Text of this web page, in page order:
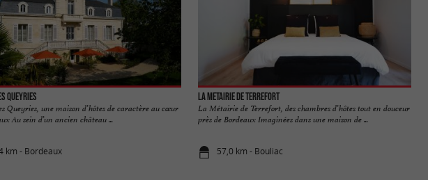
Queyries
Queyries, une maison d’hôtes de caractère au cœur
Au sein d’un ancien château ...
km - Bordeaux
La Metairie de Terrefort
La Métairie de Terrefort, des chambres d’hôtes tout en douceur
près de Bordeaux Imaginées dans une maison de ...
57,0 km - Bouliac